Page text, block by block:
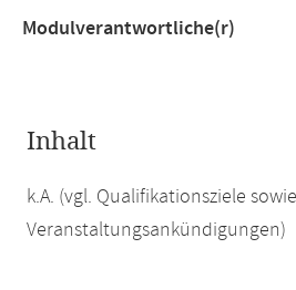
Modulverantwortliche(r)
Inhalt
k.A. (vgl. Qualifikationsziele
Veranstaltungsankündigungen)